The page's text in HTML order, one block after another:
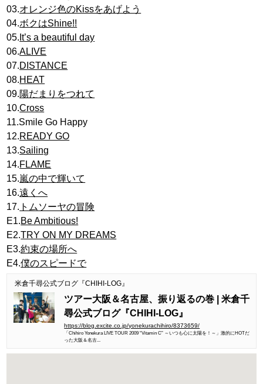
03.オレンジ色のKissをあげよう
04.ボクはShine!!
05. It’s a beautiful day
06.ALIVE
07.DISTANCE
08.HEAT
09.陽だまりをつれて
10.Cross
11.Smile Go Happy
12.READY GO
13.Sailing
14.FLAME
15.嵐の中で輝いて
16.遠くへ
17. トムソーヤの冒険
E1.Be Ambitious!
E2.TRY ON MY DREAMS
E3.約束の場所へ
E4.僕のスピードで
米倉千尋公式ブログ『CHIHI-LOG』
ツアー大阪＆名古屋、振り返るの巻 | 米倉千
尋公式ブログ『CHIHI-LOG』
https://blog.excite.co.jp/yonekurachihiro/8373659/
「Chihiro Yonekura LIVE TOUR 2009 “Vitamin C” ～いつも心に太陽を！～」激的にHOTだ
った大阪＆名古...